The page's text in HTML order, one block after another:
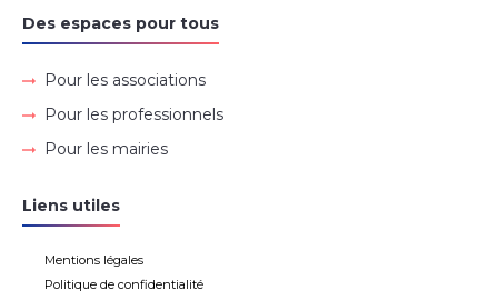
Des espaces pour tous
Pour les associations
Pour les professionnels
Pour les mairies
Liens utiles
Mentions légales
Politique de confidentialité